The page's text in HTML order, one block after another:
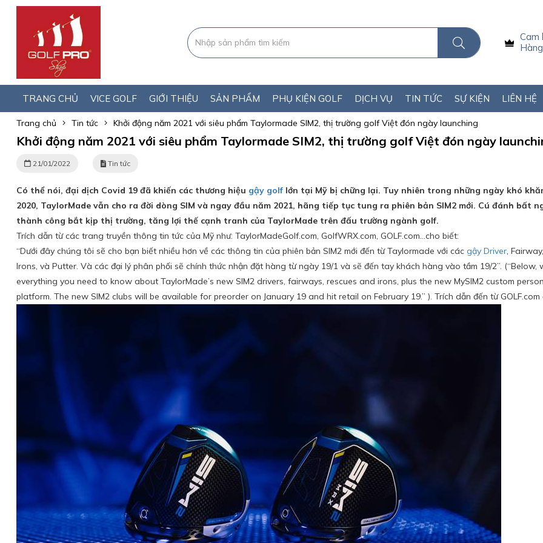
Cam
TRANG CHỦ VICE GOLF GIỚI THIỆU SẢN PHẨM PHỤ KIỆN GOLF DỊCH VỤ TIN TỨC SỰ KIỆN LIÊN HỆ
Trang chủ Tin tức Khởi động năm 2021 với siêu phẩm Taylormade SIM2, thị trường golf Việt đón ngày launching
Khởi động năm 2021 với siêu phẩm Taylormade SIM2, thị trường golf Việt đón ngày
21/01/2022 Tin tức
Có thể nói, đại dịch Covid 19 đã khiến các thương hiệu gậy golf lớn tại Mỹ bị chững lại. Tuy nhiên trong những ngày khó
2020, TaylorMade vẫn cho ra đời dòng SIM và ngay đầu năm 2021, hãng tiếp tục tung ra phiên bản SIM2 mới. Cú đánh bất
thành công bắt kịp thị trường, tăng lợi thế cạnh tranh của TaylorMade trên đấu trường ngành golf.
Trích dẫn từ các trang truyền thông tin tức của Mỹ như: TaylorMadeGolf.com, GolfWRX.com, GOLF.com…cho biết:
“Dưới đây chúng tôi sẽ cho bạn biết nhiều hơn về các thông tin của phiên bản SIM2 mới đến từ Taylormade với các gậy Driver,
Irons, và Putter. Và các đại lý phân phối sẽ chính thức nhận đặt hàng từ ngày 19/1 và sẽ đến tay khách hàng vào tầm 19/2”. (“Below,
everything you need to know about TaylorMade’s new SIM2 drivers, fairways, rescues and irons, plus the new MySIM2 custom
platform. The new SIM2 clubs will be available for preorder on January 19 and hit retail on February 19.” ). Trích dẫn đến từ